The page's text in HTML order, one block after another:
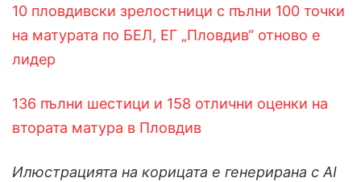
10 пловдивски зрелостници с пълни 100 точки
на матурата по БЕЛ, ЕГ „Пловдив“ отново е
лидер
136 пълни шестици и 158 отлични оценки на
втората матура в Пловдив
Илюстрацията на корицата е генерирана с AI